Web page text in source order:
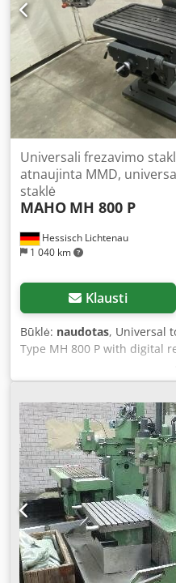
Hessisch Lichtenau
1 040 km
Universali frezavimo
atnaujinta MMD,
staklė
MAHO MH 800 P
Klausti
Būklė: naudotas, Universal
Type MH 800 P with digital
121 path control. Machine
manufacture: 1982 The
in 2008 and has since been
electronics company’s
700 mm, Y: 450 mm, Z: 500
Spindle taper: ISO 40
steps Feed rate X, Z axis:
rate Y axis: 5-250 mm/min,
Hek Rapid traverse X, Z
axis: 0.7 m/min Quill stroke
vertical: 0.02 / 0.03 / 0.05 /
stroke horizontal: 100 mm
connection: 380 Volt, 50